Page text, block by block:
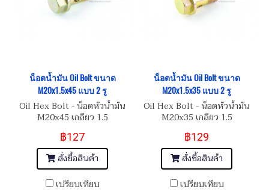
น็อตน้ำมัน Oil Bolt ขนาด
M20x1.5x45 แบบ 2 รู
Oil Hex Bolt - น็อตหัวน้ำมัน
M20x45 เกลียว 1.5
฿127
สั่งซื้อสินค้า
เปรียบเทียบ
น็อตน้ำมัน Oil Bolt ขนาด
M20x1.5x35 แบบ 2 รู
Oil Hex Bolt - น็อตหัวน้ำมัน
M20x35 เกลียว 1.5
฿129
สั่งซื้อสินค้า
เปรียบเทียบ